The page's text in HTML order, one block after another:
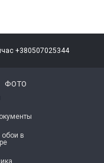
+380507025344
ФОТО
в